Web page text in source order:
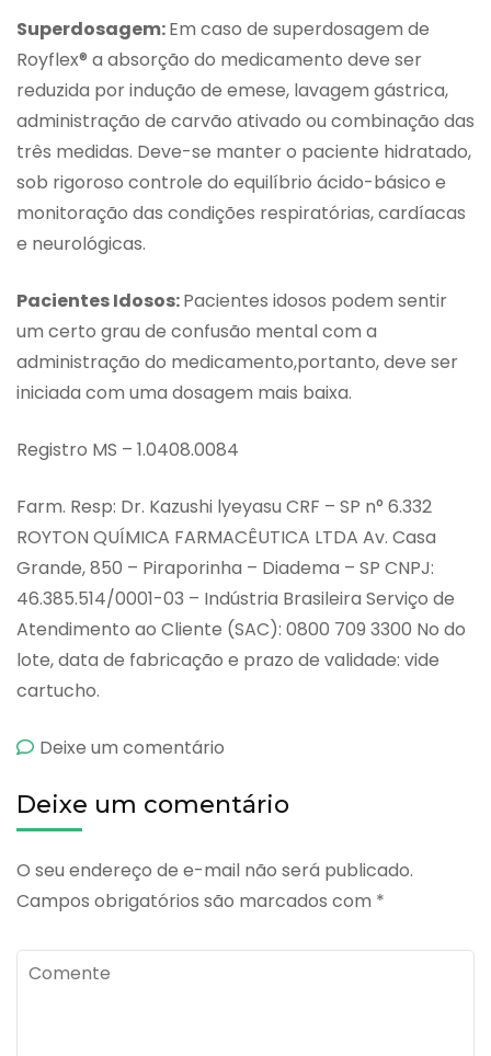
Superdosagem:Em caso de superdosagem de
Royflex® a absorção do medicamento deve ser
reduzida por indução de emese, lavagem gástrica,
administração de carvão ativado ou combinação das
três medidas. Deve-se manter o paciente hidratado,
sob rigoroso controle do equilíbrio ácido-básico e
monitoração das condições respiratórias, cardíacas
e neurológicas.
Pacientes Idosos:Pacientes idosos podem sentir
um certo grau de confusão mental com a
administração do medicamento,portanto, deve ser
iniciada com uma dosagem mais baixa.
Registro MS – 1.0408.0084
Farm. Resp: Dr. Kazushi lyeyasu CRF – SP n° 6.332
ROYTON QUÍMICA FARMACÊUTICA LTDA Av. Casa
Grande, 850 – Piraporinha – Diadema – SP CNPJ:
46.385.514/0001-03 – Indústria Brasileira Serviço de
Atendimento ao Cliente (SAC): 0800 709 3300 No do
lote, data de fabricação e prazo de validade: vide
cartucho.
Deixe um comentário
Deixe um comentário
O seu endereço de e-mail não será publicado.
Campos obrigatórios são marcados com *
Comente